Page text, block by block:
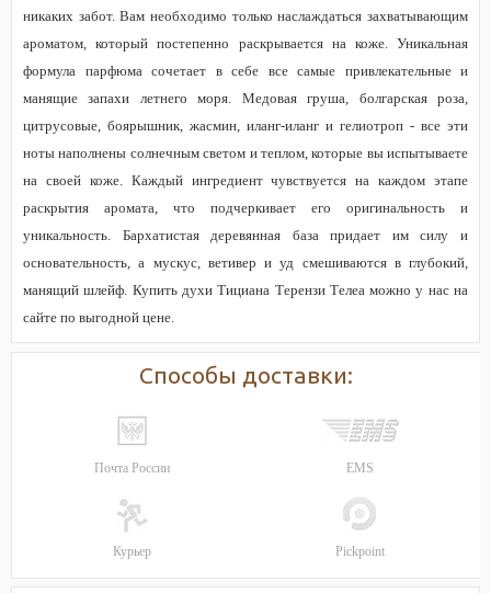
никаких забот. Вам необходимо только наслаждаться захватывающим
ароматом, который постепенно раскрывается на коже. Уникальная
формула парфюма сочетает в себе все самые привлекательные и
манящие запахи летнего моря. Медовая груша, болгарская роза,
цитрусовые, боярышник, жасмин, иланг-иланг и гелиотроп - все эти
ноты наполнены солнечным светом и теплом, которые вы испытываете
на своей коже. Каждый ингредиент чувствуется на каждом этапе
раскрытия аромата, что подчеркивает его оригинальность и
уникальность. Бархатистая деревянная база придает им силу и
основательность, а мускус, ветивер и уд смешиваются в глубокий,
манящий шлейф. Купить духи Тициана Терензи Телеа можно у нас на
сайте по выгодной цене.
Способы доставки:
Почта России EMS
Курьер Pickpoint